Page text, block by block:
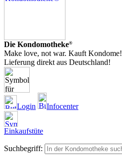
Die Kondomotheke®
Make love, not war. Kauft Kondome!
Lieferung direkt aus Deutschland!
Login Infocenter
Einkaufstüte
Suchbegriff: